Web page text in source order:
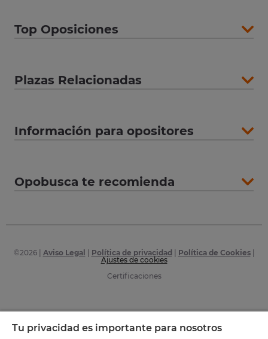
Top Oposiciones
Plazas Relacionadas
Información para opositores
Opobusca te recomienda
©2026| Aviso Legal Política de privacidad Política de Cookies|
Ajustes de cookies
Certificaciones
Tu privacidad es importante para nosotros